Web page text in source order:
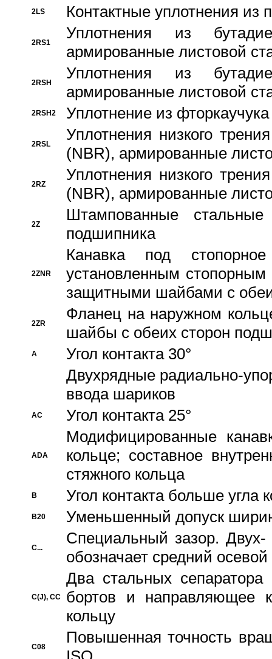
2LS Контактные уплотнения из
2RS1
Уплотнения из
армированные листовой
2RSH
Уплотнения из
армированные листовой
2RSH2 Уплотнение из
2RSL
Уплотнения низкого
(NBR), армированные
2RZ
Уплотнения низкого
(NBR), армированные
2Z
Штампованные
подшипника
2ZNR
Канавка под
установленным
защитными шайбами с
2ZR
Фланец на наружном
шайбы с обеих сторон
A
Угол контакта 30°
Двухрядные радиально-
ввода шариков
AC Угол контакта 25°
ADA
Модифицированные
кольце; составное
стяжного кольца
B Угол контакта больше угла
B20 Уменьшенный допуск
C...
Специальный зазор.
обозначает средний
C(J), CC
Два стальных сепаратора
бортов и направляющее
кольцу
C08
Повышенная точность